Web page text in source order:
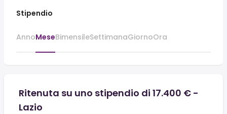
Stipendio
AnnoMeseBimensileSettimanaGiornoOra
Ritenuta su uno stipendio di 17.400 € -
Lazio